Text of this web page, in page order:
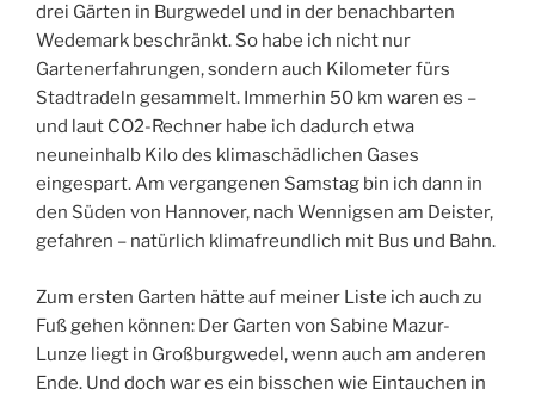
drei Gärten in Burgwedel und in der benachbarten
Wedemark beschränkt. So habe ich nicht nur
Gartenerfahrungen, sondern auch Kilometer fürs
Stadtradeln gesammelt. Immerhin 50 km waren es –
und laut CO2-Rechner habe ich dadurch etwa
neuneinhalb Kilo des klimaschädlichen Gases
eingespart. Am vergangenen Samstag bin ich dann in
den Süden von Hannover, nach Wennigsen am Deister,
gefahren – natürlich klimafreundlich mit Bus und Bahn.
Zum ersten Garten hätte auf meiner Liste ich auch zu
Fuß gehen können: Der Garten von Sabine Mazur-
Lunze liegt in Großburgwedel, wenn auch am anderen
Ende. Und doch war es ein bisschen wie Eintauchen in